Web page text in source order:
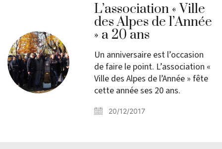
L’association « Ville
des Alpes de l’Année
» a 20 ans
Un anniversaire est l’occasion
de faire le point. L’association «
Ville des Alpes de l’Année » fête
cette année ses 20 ans.
20/12/2017